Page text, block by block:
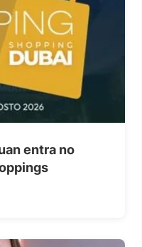
entra no